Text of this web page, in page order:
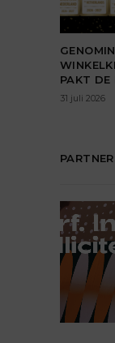
PAKT DE
31 juli 2026